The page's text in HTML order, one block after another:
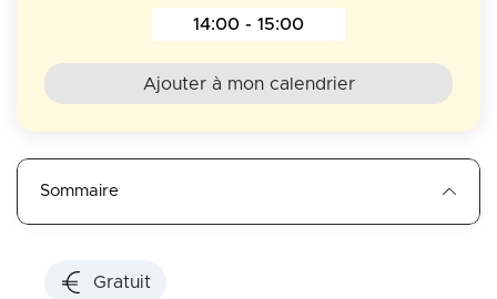
Horaires au 17 Juin 2026
14:00 - 15:00
Ajouter à mon calendrier
Sommaire
Gratuit